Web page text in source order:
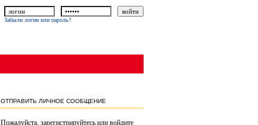
Забыли логин или пароль?
ОТПРАВИТЬ ЛИЧНОЕ СООБЩЕНИЕ
Пожалуйста, зарегистрируйтесь или войдите